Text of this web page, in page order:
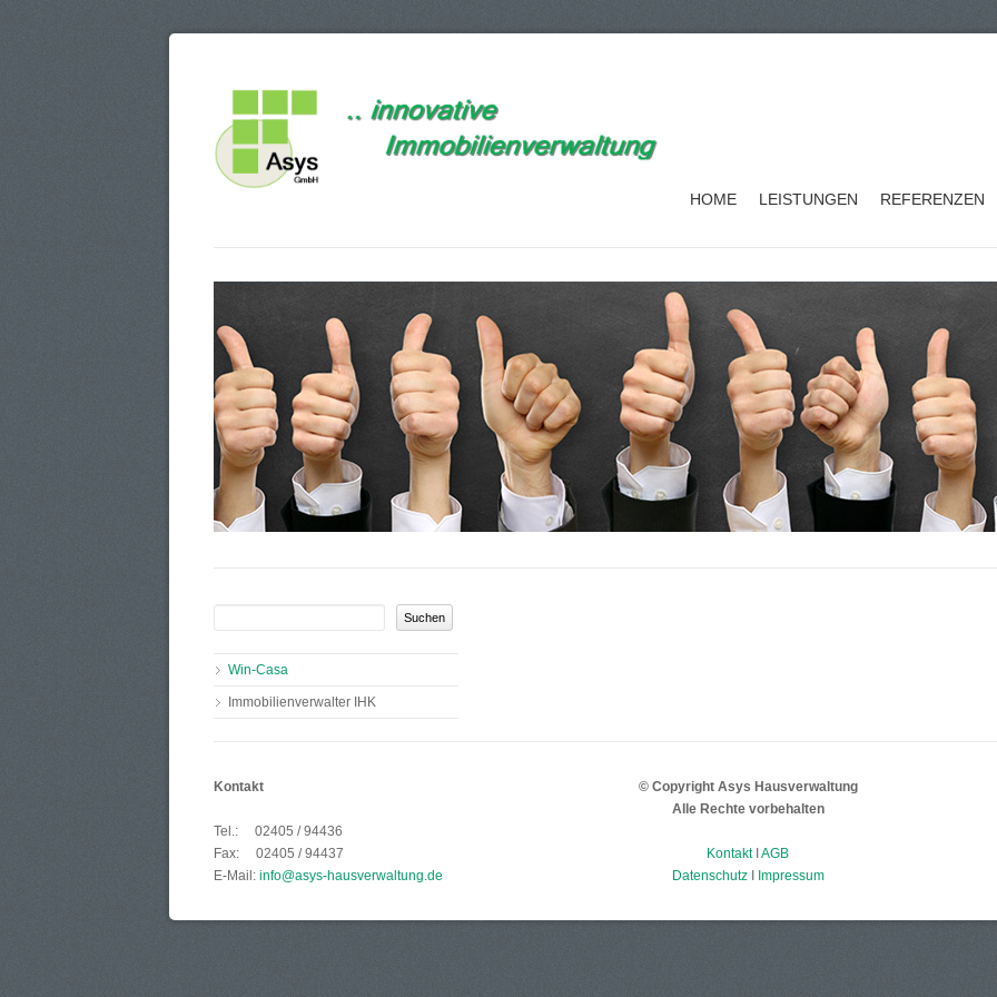
HOME LEISTUNGEN REFERENZEN
Navigation
Win-Casa
Immobilienverwalter IHK
Kontakt
Tel.: 02405 / 94436
Fax: 02405 / 94437
E-Mail: info@asys-hausverwaltung.de
© Copyright Asys Hausverwaltung
Alle Rechte vorbehalten
KontaktI AGB
DatenschutzI Impressum